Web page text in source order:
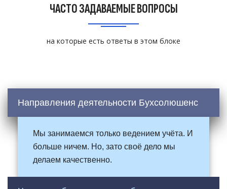
ЧАСТО ЗАДАВАЕМЫЕ ВОПРОСЫ
на которые есть ответы в этом блоке
Направления деятельности Бухсолюшенс
Мы занимаемся только ведением учёта. И
больше ничем. Но, зато своё дело мы
делаем качественно.